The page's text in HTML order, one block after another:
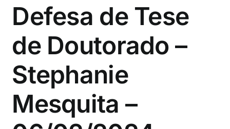
Defesa de Tese
de Doutorado –
Stephanie
Mesquita –